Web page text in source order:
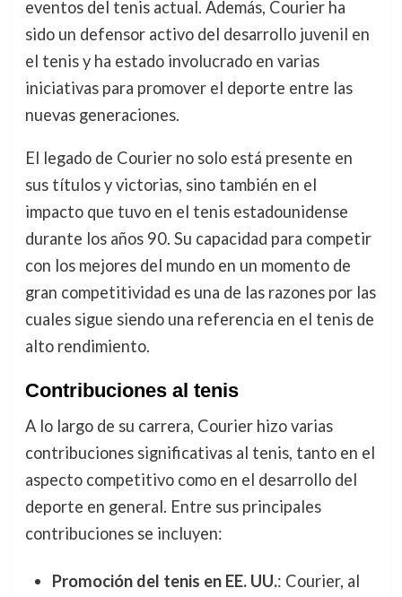
eventos del tenis actual. Además, Courier ha
sido un defensor activo del desarrollo juvenil en
el tenis y ha estado involucrado en varias
iniciativas para promover el deporte entre las
nuevas generaciones.
El legado de Courier no solo está presente en
sus títulos y victorias, sino también en el
impacto que tuvo en el tenis estadounidense
durante los años 90. Su capacidad para competir
con los mejores del mundo en un momento de
gran competitividad es una de las razones por las
cuales sigue siendo una referencia en el tenis de
alto rendimiento.
Contribuciones al tenis
A lo largo de su carrera, Courier hizo varias
contribuciones significativas al tenis, tanto en el
aspecto competitivo como en el desarrollo del
deporte en general. Entre sus principales
contribuciones se incluyen:
Promoción del tenis en EE. UU.: Courier, al